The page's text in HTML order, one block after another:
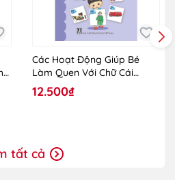
Các Hoạt Động Giúp Bé
Làm Quen Với Chữ Cái
(Dành Cho Trẻ Lớp Mẫu
Giáo Ghép)
12.500₫
tất cả